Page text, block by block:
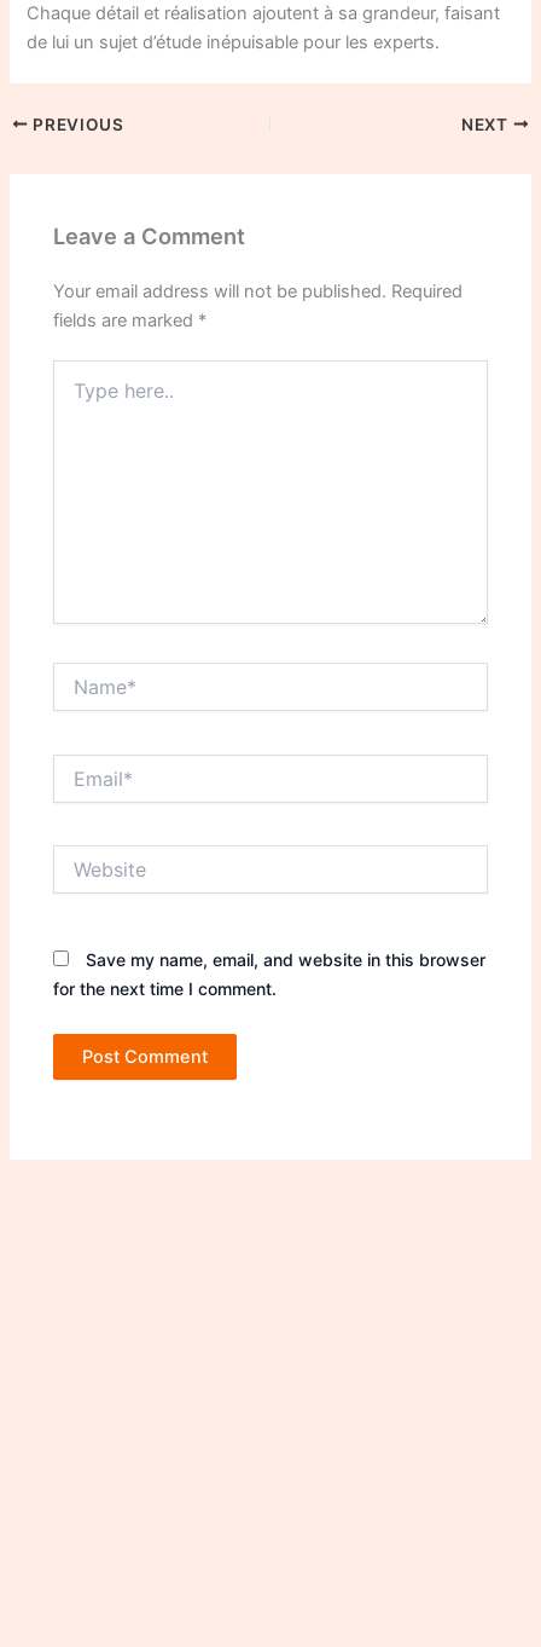
Chaque détail et réalisation ajoutent à sa grandeur, faisant
de lui un sujet d’étude inépuisable pour les experts.
PREVIOUS NEXT
Leave a Comment
Your email address will not be published. Required
fields are marked *
here..
Save my name, email, and website in this browser
for the next time I comment.